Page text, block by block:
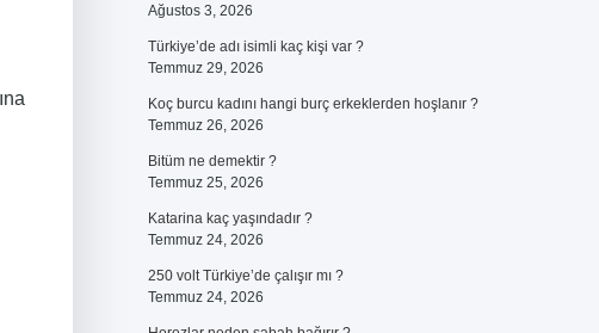
Ağustos 3, 2026
Türkiye’de adı isimli kaç kişi var ?
Temmuz 29, 2026
Koç burcu kadını hangi burç erkeklerden hoşlanır ?
Temmuz 26, 2026
Bitüm ne demektir ?
Temmuz 25, 2026
Katarina kaç yaşındadır ?
Temmuz 24, 2026
250 volt Türkiye’de çalışır mı ?
Temmuz 24, 2026